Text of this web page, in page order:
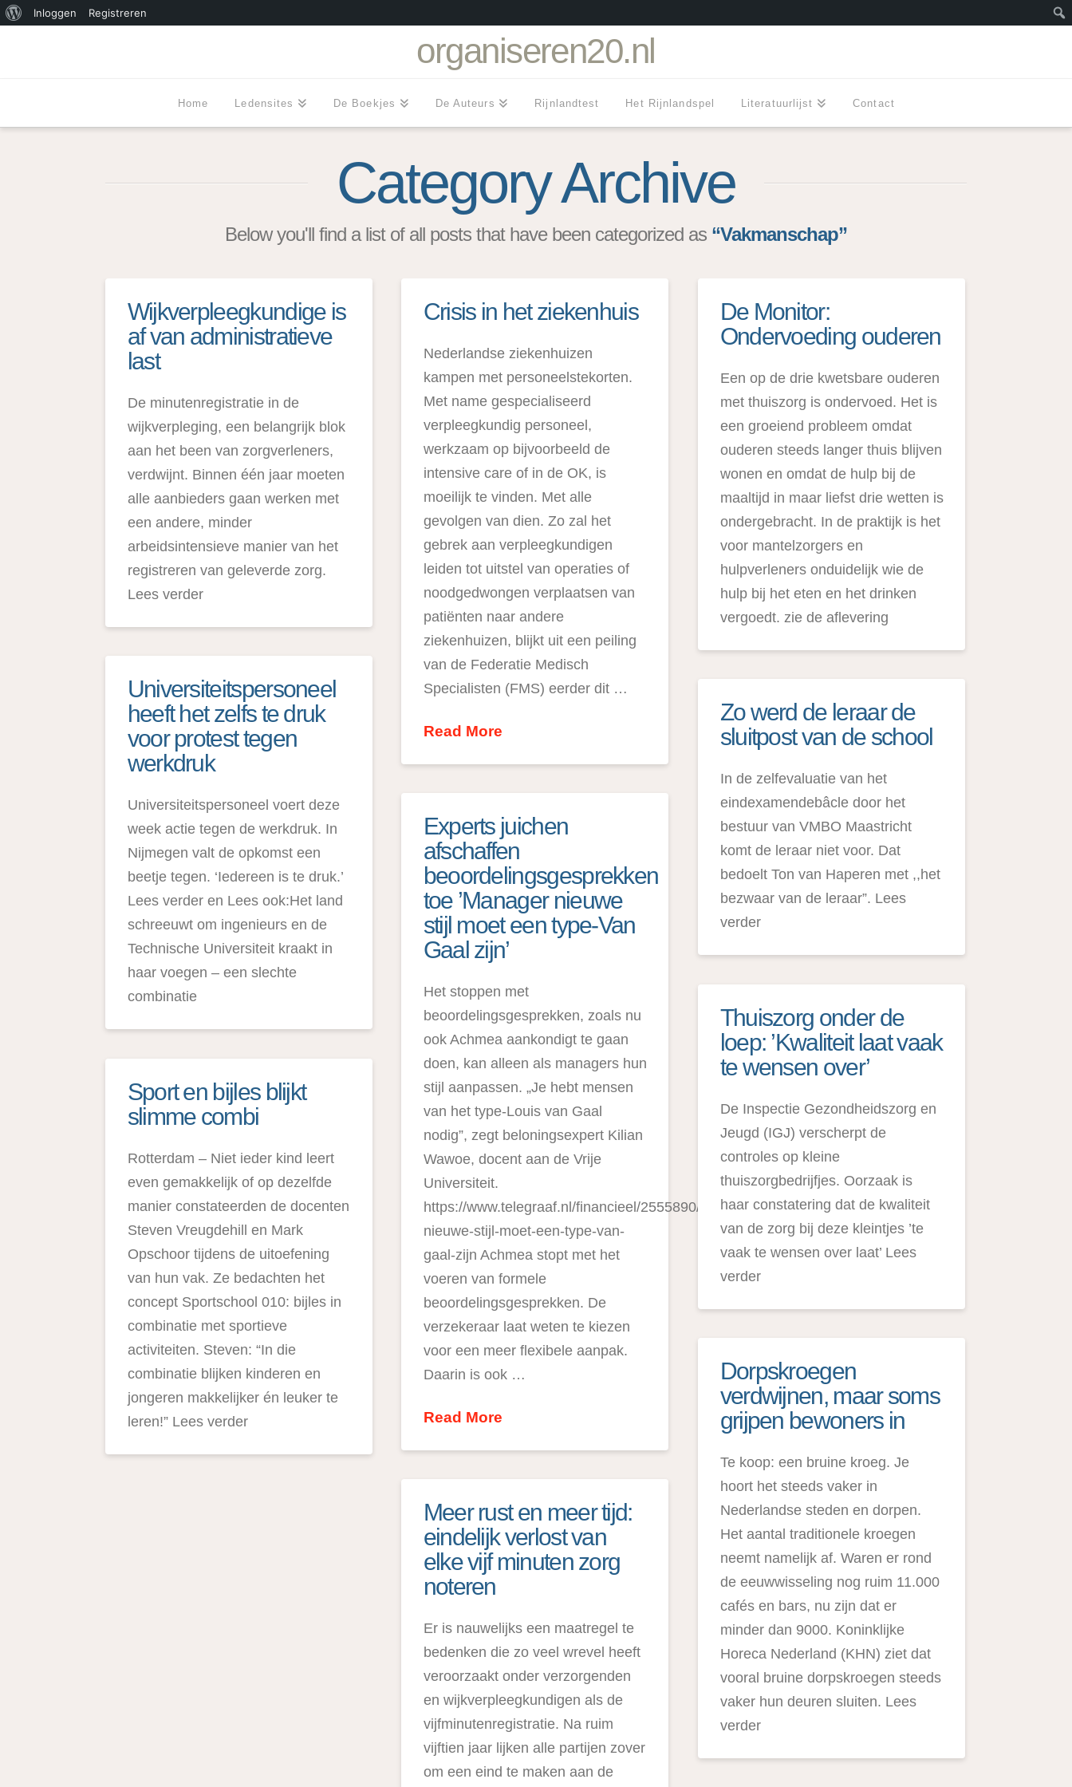
Over
Inloggen
Registreren
organiseren20.nl
Home Ledensites De Boekjes De Auteurs Rijnlandtest Het Rijnlandspel Literatuurlijst Contact
Category Archive
Below you'll find a list of all posts that have been categorized as “Vakmanschap”
Wijkverpleegkundige is
af van administratieve
last
De minutenregistratie in de
wijkverpleging, een belangrijk blok
aan het been van zorgverleners,
verdwijnt. Binnen één jaar moeten
alle aanbieders gaan werken met
een andere, minder
arbeidsintensieve manier van het
registreren van geleverde zorg.
Lees verder
Crisis in het ziekenhuis
Nederlandse ziekenhuizen
kampen met personeelstekorten.
Met name gespecialiseerd
verpleegkundig personeel,
werkzaam op bijvoorbeeld de
intensive care of in de OK, is
moeilijk te vinden. Met alle
gevolgen van dien. Zo zal het
gebrek aan verpleegkundigen
leiden tot uitstel van operaties of
noodgedwongen verplaatsen van
patiënten naar andere
ziekenhuizen, blijkt uit een peiling
van de Federatie Medisch
Specialisten (FMS) eerder dit …
Read More
De Monitor:
Ondervoeding ouderen
Een op de drie kwetsbare ouderen
met thuiszorg is ondervoed. Het is
een groeiend probleem omdat
ouderen steeds langer thuis blijven
wonen en omdat de hulp bij de
maaltijd in maar liefst drie wetten is
ondergebracht. In de praktijk is het
voor mantelzorgers en
hulpverleners onduidelijk wie de
hulp bij het eten en het drinken
vergoedt. zie de aflevering
Universiteitspersoneel
heeft het zelfs te druk
voor protest tegen
werkdruk
Universiteitspersoneel voert deze
week actie tegen de werkdruk. In
Nijmegen valt de opkomst een
beetje tegen. ‘Iedereen is te druk.’
Lees verder en Lees ook:Het land
schreeuwt om ingenieurs en de
Technische Universiteit kraakt in
haar voegen – een slechte
combinatie
Zo werd de leraar de
sluitpost van de school
In de zelfevaluatie van het
eindexamendebâcle door het
bestuur van VMBO Maastricht
komt de leraar niet voor. Dat
bedoelt Ton van Haperen met ,,het
bezwaar van de leraar”. Lees
verder
Experts juichen
afschaffen
beoordelingsgesprekken
toe ’Manager nieuwe
stijl moet een type-Van
Gaal zijn’
Het stoppen met
beoordelingsgesprekken, zoals nu
ook Achmea aankondigt te gaan
doen, kan alleen als managers hun
stijl aanpassen. „Je hebt mensen
van het type-Louis van Gaal
nodig”, zegt beloningsexpert Kilian
Wawoe, docent aan de Vrije
Universiteit.
https://www.telegraaf.nl/financieel/2555890/manager-
nieuwe-stijl-moet-een-type-van-
gaal-zijn Achmea stopt met het
voeren van formele
beoordelingsgesprekken. De
verzekeraar laat weten te kiezen
voor een meer flexibele aanpak.
Daarin is ook …
Read More
Thuiszorg onder de
loep: ’Kwaliteit laat vaak
te wensen over’
De Inspectie Gezondheidszorg en
Jeugd (IGJ) verscherpt de
controles op kleine
thuiszorgbedrijfjes. Oorzaak is
haar constatering dat de kwaliteit
van de zorg bij deze kleintjes ’te
vaak te wensen over laat’ Lees
verder
Sport en bijles blijkt
slimme combi
Rotterdam – Niet ieder kind leert
even gemakkelijk of op dezelfde
manier constateerden de docenten
Steven Vreugdehill en Mark
Opschoor tijdens de uitoefening
van hun vak. Ze bedachten het
concept Sportschool 010: bijles in
combinatie met sportieve
activiteiten. Steven: “In die
combinatie blijken kinderen en
jongeren makkelijker én leuker te
leren!” Lees verder
Dorpskroegen
verdwijnen, maar soms
grijpen bewoners in
Te koop: een bruine kroeg. Je
hoort het steeds vaker in
Nederlandse steden en dorpen.
Het aantal traditionele kroegen
neemt namelijk af. Waren er rond
de eeuwwisseling nog ruim 11.000
cafés en bars, nu zijn dat er
minder dan 9000. Koninklijke
Horeca Nederland (KHN) ziet dat
vooral bruine dorpskroegen steeds
vaker hun deuren sluiten. Lees
verder
Meer rust en meer tijd:
eindelijk verlost van
elke vijf minuten zorg
noteren
Er is nauwelijks een maatregel te
bedenken die zo veel wrevel heeft
veroorzaakt onder verzorgenden
en wijkverpleegkundigen als de
vijfminutenregistratie. Na ruim
vijftien jaar lijken alle partijen zover
om een eind te maken aan de